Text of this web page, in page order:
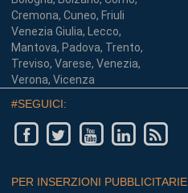
Cremona, Cuneo, Friuli
Venezia Giulia, Lecco,
Mantova, Padova, Trento,
Treviso, Varese, Venezia,
Verona, Vicenza
#SEGUICI:
PER INSERZIONI PUBBLICITARIE